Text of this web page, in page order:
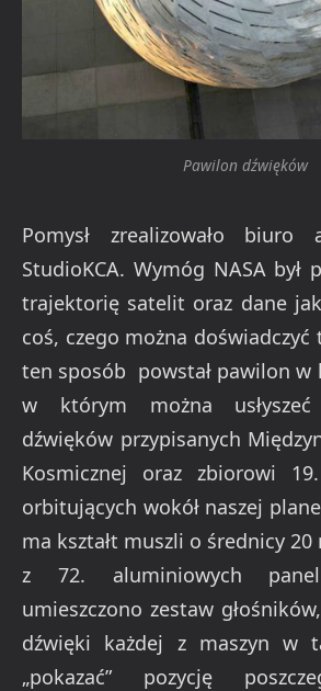
Pawilon dźwięków
Pomysł zrealizowało biuro
StudioKCA. Wymóg NASA był
trajektorię satelit oraz dane
coś, czego można doświadczyć
ten sposób powstał pawilon w
w którym można
dźwięków przypisanych
Kosmicznej oraz zbiorowi
orbitujących wokół naszej
ma kształt muszli o średnicy 20
z 72. aluminiowych
umieszczono zestaw
dźwięki każdej z maszyn w
„pokazać” pozycję